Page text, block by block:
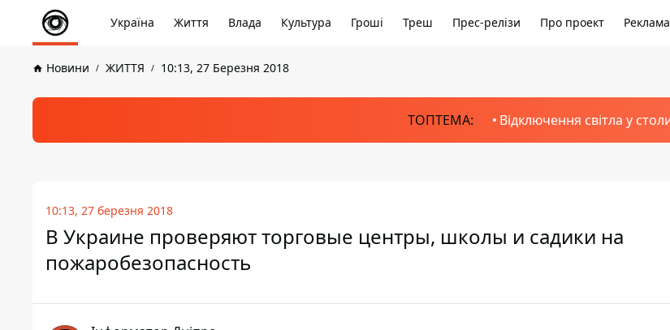
Україна Життя Влада Культура Гроші Треш Прес-релізи Про проект Реклама
Новини ЖИТТЯ 10:13, 27 Березня 2018
ТОПТЕМА: Відключення світла у
10:13, 27 березня 2018
В Украине проверяют торговые центры, школы и садики на
пожаробезопасность